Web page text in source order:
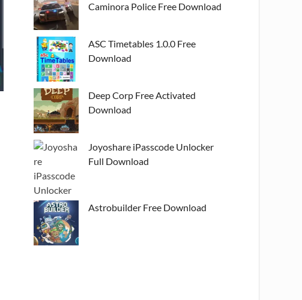
Caminora Police Free Download
ASC Timetables 1.0.0 Free
Download
Deep Corp Free Activated
Download
Joyoshare iPasscode Unlocker
Full Download
Astrobuilder Free Download